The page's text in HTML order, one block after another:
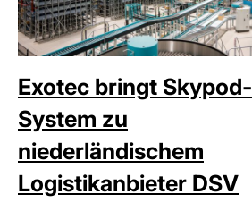
Exotec bringt Skypod-
System zu
niederländischem
Logistikanbieter DSV